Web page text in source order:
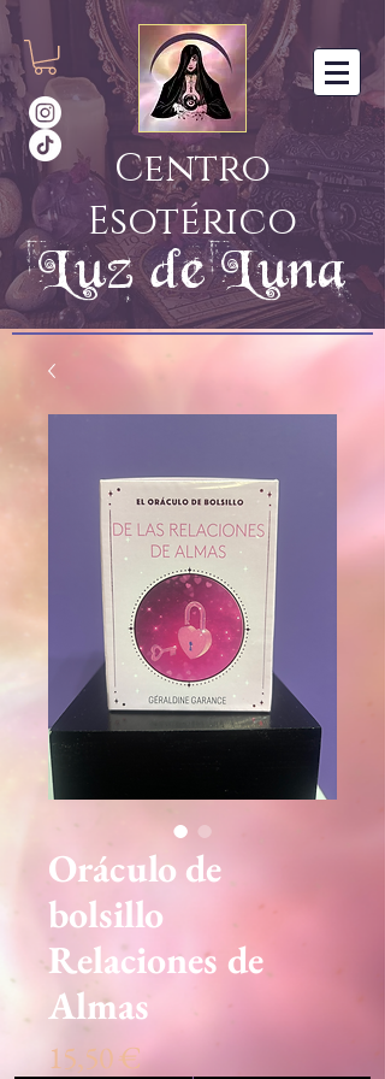
Centro
Esotérico
Luz de Luna
Oráculo de
bolsillo
Relaciones de
Almas
15,50 €Precio